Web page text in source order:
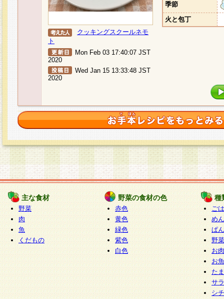
クッキングスクールネモ
ト
Mon Feb 03 17:40:07 JST
2020
Wed Jan 15 13:33:48 JST
2020
季節
火と包丁
主な食材
野菜
肉
魚
くだもの
野菜の食材の色
赤色
黄色
緑色
紫色
白色
種
ご
めん
ぱん
野
お
お
た
サ
シ